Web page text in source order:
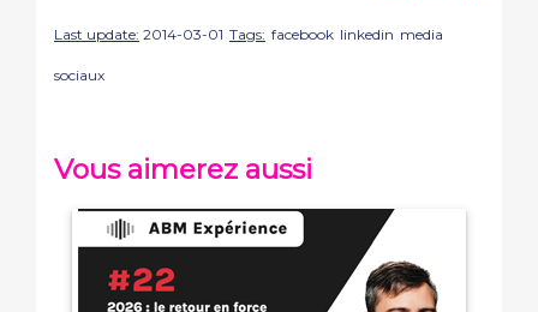
Last update: 2014-03-01 Tags: facebook linkedin media
sociaux
Vous aimerez aussi